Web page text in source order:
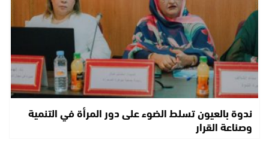
ندوة بالعيون تسلط الضوء على دور المرأة في التنمية
وصناعة القرار